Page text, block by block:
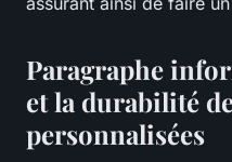
Paragraphe
et la durabilité
personnalisées